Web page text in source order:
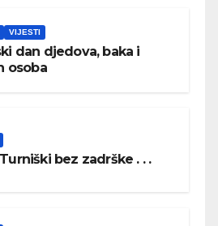
VIJESTI
dan djedova, baka i
osoba
bez zadrške . . .